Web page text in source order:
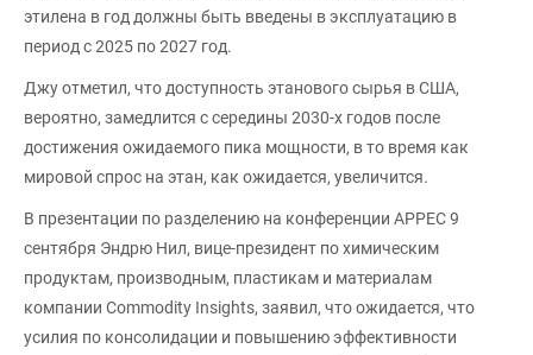
этилена в год должны быть введены в эксплуатацию в
период с 2025 по 2027 год.
Джу отметил, что доступность этанового сырья в США,
вероятно, замедлится с середины 2030-х годов после
достижения ожидаемого пика мощности, в то время как
мировой спрос на этан, как ожидается, увеличится.
В презентации по разделению на конференции APPEC 9
сентября Эндрю Нил, вице-президент по химическим
продуктам, производным, пластикам и материалам
компании Commodity Insights, заявил, что ожидается, что
усилия по консолидации и повышению эффективности